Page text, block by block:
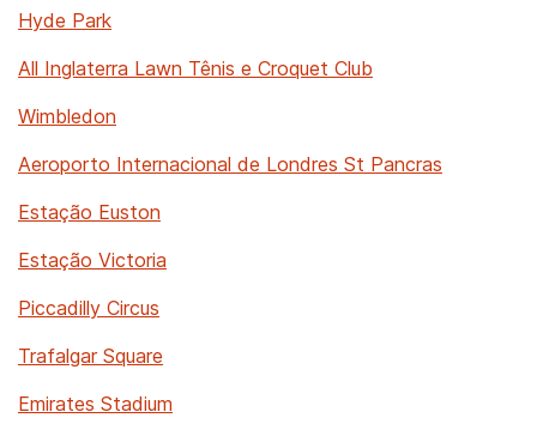
Hyde Park
All Inglaterra Lawn Tênis e Croquet Club
Wimbledon
Aeroporto Internacional de Londres St Pancras
Estação Euston
Estação Victoria
Piccadilly Circus
Trafalgar Square
Emirates Stadium